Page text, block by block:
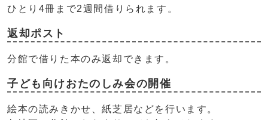
ひとり4冊まで2週間借りられます。
返却ポスト
分館で借りた本のみ返却できます。
子ども向けおたのしみ会の開催
絵本の読みきかせ、紙芝居などを行います。